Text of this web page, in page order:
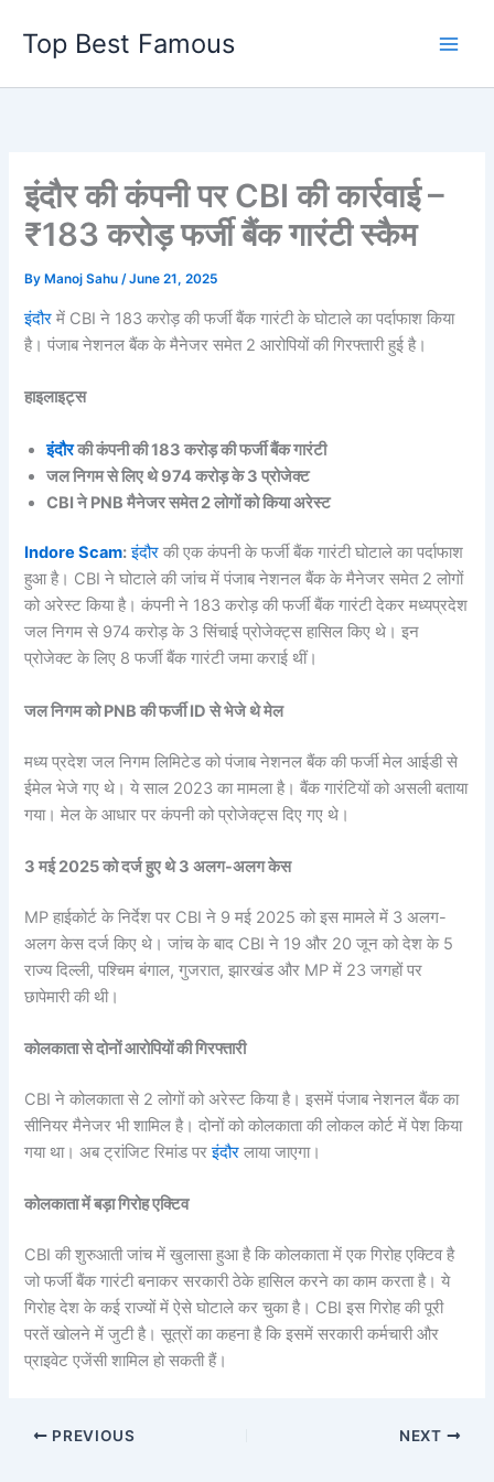
content
Top Best Famous
इंदौर की कंपनी पर CBI की कार्रवाई –
₹183 करोड़ फर्जी बैंक गारंटी स्कैम
By Manoj Sahu/June 21, 2025
इंदौरमें CBI ने 183 करोड़ की फर्जी बैंक गारंटी के घोटाले का पर्दाफाश किया
है। पंजाब नेशनल बैंक के मैनेजर समेत 2 आरोपियों की गिरफ्तारी हुई है।
हाइलाइट्स
इंदौरकी कंपनी की 183 करोड़ की फर्जी बैंक गारंटी
जल निगम से लिए थे 974 करोड़ के 3 प्रोजेक्ट
CBI ने PNB मैनेजर समेत 2 लोगों को किया अरेस्ट
Indore Scam: इंदौरकी एक कंपनी के फर्जी बैंक गारंटी घोटाले का पर्दाफाश
हुआ है। CBI ने घोटाले की जांच में पंजाब नेशनल बैंक के मैनेजर समेत 2 लोगों
को अरेस्ट किया है। कंपनी ने 183 करोड़ की फर्जी बैंक गारंटी देकर मध्यप्रदेश
जल निगम से 974 करोड़ के 3 सिंचाई प्रोजेक्ट्स हासिल किए थे। इन
प्रोजेक्ट के लिए 8 फर्जी बैंक गारंटी जमा कराई थीं।
जल निगम को PNB की फर्जी ID से भेजे थे मेल
मध्य प्रदेश जल निगम लिमिटेड को पंजाब नेशनल बैंक की फर्जी मेल आईडी से
ईमेल भेजे गए थे। ये साल 2023 का मामला है। बैंक गारंटियों को असली बताया
गया। मेल के आधार पर कंपनी को प्रोजेक्ट्स दिए गए थे।
3 मई 2025 को दर्ज हुए थे 3 अलग-अलग केस
MP हाईकोर्ट के निर्देश पर CBI ने 9 मई 2025 को इस मामले में 3 अलग-
अलग केस दर्ज किए थे। जांच के बाद CBI ने 19 और 20 जून को देश के 5
राज्य दिल्ली, पश्चिम बंगाल, गुजरात, झारखंड और MP में 23 जगहों पर
छापेमारी की थी।
कोलकाता से दोनों आरोपियों की गिरफ्तारी
CBI ने कोलकाता से 2 लोगों को अरेस्ट किया है। इसमें पंजाब नेशनल बैंक का
सीनियर मैनेजर भी शामिल है। दोनों को कोलकाता की लोकल कोर्ट में पेश किया
गया था। अब ट्रांजिट रिमांड परइंदौरलाया जाएगा।
कोलकाता में बड़ा गिरोह एक्टिव
CBI की शुरुआती जांच में खुलासा हुआ है कि कोलकाता में एक गिरोह एक्टिव है
जो फर्जी बैंक गारंटी बनाकर सरकारी ठेके हासिल करने का काम करता है। ये
गिरोह देश के कई राज्यों में ऐसे घोटाले कर चुका है। CBI इस गिरोह की पूरी
परतें खोलने में जुटी है। सूत्रों का कहना है कि इसमें सरकारी कर्मचारी और
प्राइवेट एजेंसी शामिल हो सकती हैं।
PREVIOUS NEXT